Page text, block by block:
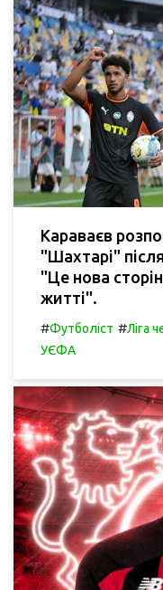
Караваєв
"Шахтарі"
"Це нова
житті".
#Футболіст #Ліга
УЄФА